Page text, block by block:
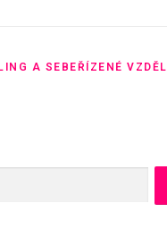
A SEBEŘÍZENÉ